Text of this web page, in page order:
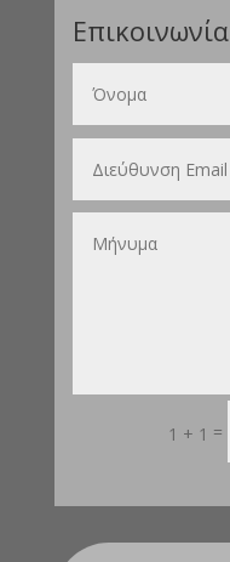
Επικοινωνία
1 + 1 =